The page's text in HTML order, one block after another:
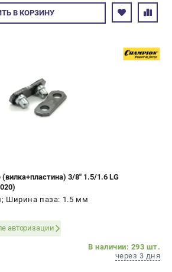
Авторизуйтесь
В КОРЗИНУ
3/8" 1.5/1.6 LG
Ширина паза: 1.5 мм
авторизации
В наличии: 293 шт.
через 3 дня